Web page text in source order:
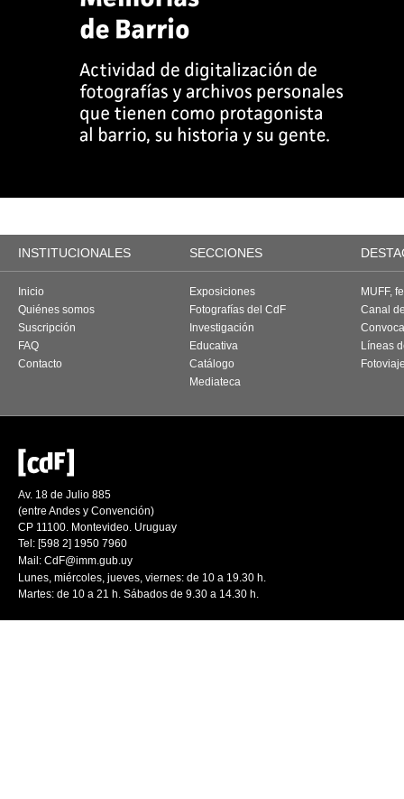
INSTITUCIONALES SECCIONES
Inicio
Quiénes somos
Suscripción
FAQ
Contacto
Exposiciones
Fotografías del CdF
Investigación
Educativa
Catálogo
Mediateca
MUFF,
Canal
Líneas
Av. 18 de Julio 885
(entre Andes y Convención)
CP 11100. Montevideo. Uruguay
Tel: [598 2] 1950 7960
Mail: CdF@imm.gub.uy
Lunes, miércoles, jueves, viernes: de 10 a 19.30 h.
Martes: de 10 a 21 h. Sábados de 9.30 a 14.30 h.